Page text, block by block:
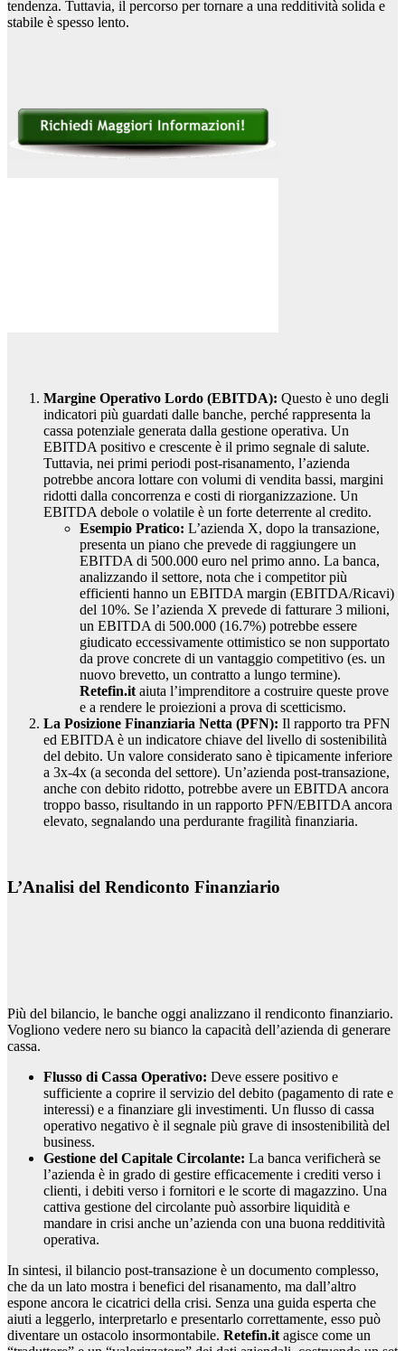
tendenza. Tuttavia, il percorso per tornare a una redditività solida e
stabile è spesso lento.
Margine Operativo Lordo (EBITDA): Questo è uno degli
indicatori più guardati dalle banche, perché rappresenta la
cassa potenziale generata dalla gestione operativa. Un
EBITDA positivo e crescente è il primo segnale di salute.
Tuttavia, nei primi periodi post-risanamento, l’azienda
potrebbe ancora lottare con volumi di vendita bassi, margini
ridotti dalla concorrenza e costi di riorganizzazione. Un
EBITDA debole o volatile è un forte deterrente al credito.
Esempio Pratico: L’azienda X, dopo la transazione,
presenta un piano che prevede di raggiungere un
EBITDA di 500.000 euro nel primo anno. La banca,
analizzando il settore, nota che i competitor più
efficienti hanno un EBITDA margin (EBITDA/Ricavi)
del 10%. Se l’azienda X prevede di fatturare 3 milioni,
un EBITDA di 500.000 (16.7%) potrebbe essere
giudicato eccessivamente ottimistico se non supportato
da prove concrete di un vantaggio competitivo (es. un
nuovo brevetto, un contratto a lungo termine).
Retefin.it aiuta l’imprenditore a costruire queste prove
e a rendere le proiezioni a prova di scetticismo.
La Posizione Finanziaria Netta (PFN): Il rapporto tra PFN
ed EBITDA è un indicatore chiave del livello di sostenibilità
del debito. Un valore considerato sano è tipicamente inferiore
a 3x-4x (a seconda del settore). Un’azienda post-transazione,
anche con debito ridotto, potrebbe avere un EBITDA ancora
troppo basso, risultando in un rapporto PFN/EBITDA ancora
elevato, segnalando una perdurante fragilità finanziaria.
L’Analisi del Rendiconto Finanziario
Più del bilancio, le banche oggi analizzano il rendiconto finanziario.
Vogliono vedere nero su bianco la capacità dell’azienda di generare
cassa.
Flusso di Cassa Operativo: Deve essere positivo e
sufficiente a coprire il servizio del debito (pagamento di rate e
interessi) e a finanziare gli investimenti. Un flusso di cassa
operativo negativo è il segnale più grave di insostenibilità del
business.
Gestione del Capitale Circolante: La banca verificherà se
l’azienda è in grado di gestire efficacemente i crediti verso i
clienti, i debiti verso i fornitori e le scorte di magazzino. Una
cattiva gestione del circolante può assorbire liquidità e
mandare in crisi anche un’azienda con una buona redditività
operativa.
In sintesi, il bilancio post-transazione è un documento complesso,
che da un lato mostra i benefici del risanamento, ma dall’altro
espone ancora le cicatrici della crisi. Senza una guida esperta che
aiuti a leggerlo, interpretarlo e presentarlo correttamente, esso può
diventare un ostacolo insormontabile. Retefin.it agisce come un